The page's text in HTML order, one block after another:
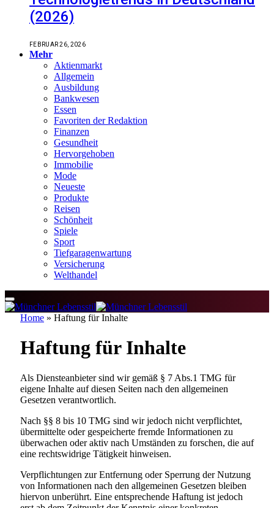
(2026)
FEBRUAR 26, 2026
Mehr
Aktienmarkt
Allgemein
Ausbildung
Bankwesen
Essen
Favoriten der Redaktion
Finanzen
Gesundheit
Hervorgehoben
Immobilie
Mode
Neueste
Produkte
Reisen
Schönheit
Spiele
Sport
Tiefgaragenwartung
Versicherung
Welthandel
Home » Haftung für Inhalte
Haftung für Inhalte
Als Diensteanbieter sind wir gemäß § 7 Abs.1 TMG für
eigene Inhalte auf diesen Seiten nach den allgemeinen
Gesetzen verantwortlich.
Nach §§ 8 bis 10 TMG sind wir jedoch nicht verpflichtet,
übermittelte oder gespeicherte fremde Informationen zu
überwachen oder aktiv nach Umständen zu forschen, die auf
eine rechtswidrige Tätigkeit hinweisen.
Verpflichtungen zur Entfernung oder Sperrung der Nutzung
von Informationen nach den allgemeinen Gesetzen bleiben
hiervon unberührt. Eine entsprechende Haftung ist jedoch